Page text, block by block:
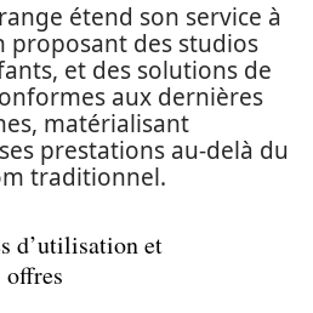
étend son service à
proposant des studios
et des solutions de
aux dernières
matérialisant
prestations au-delà du
traditionnel.
d’utilisation et
offres